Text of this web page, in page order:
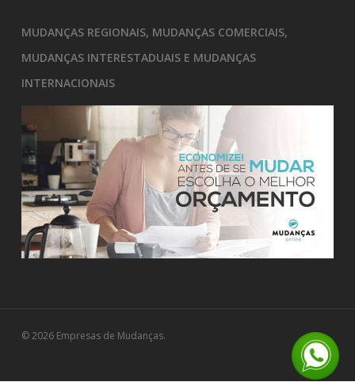
MUDANÇAS REGIONAIS, MUDANÇAS COMERCIAIS,
MUDANÇAS INTERESTADUAIS E MUDANÇAS
INTERNACIONAIS
© 2026 Empresas de Mudanças.